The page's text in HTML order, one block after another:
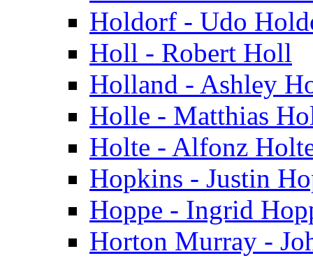
Holdorf - Udo
Holl - Robert Holl
Holland - Ashley
Holle - Matthias
Holte - Alfonz
Hopkins - Justin
Hoppe - Ingrid
Horton Murray -